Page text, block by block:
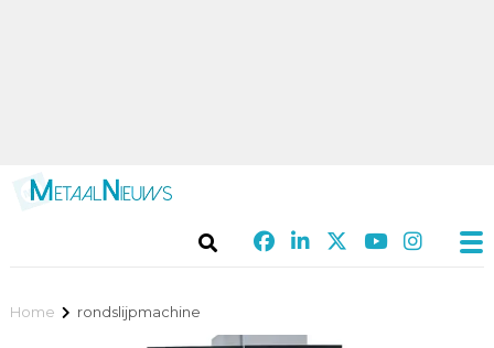
Home rondslijpmachine